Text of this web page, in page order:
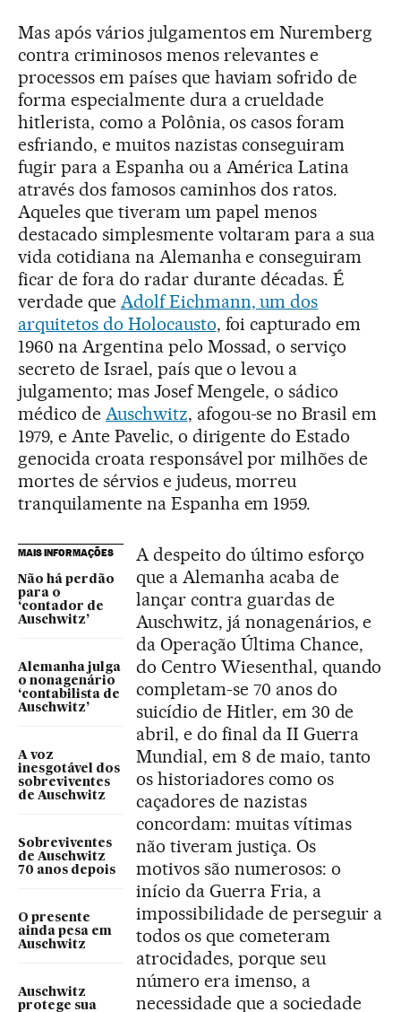
Mas após vários julgamentos em Nuremberg
contra criminosos menos relevantes e
processos em países que haviam sofrido de
forma especialmente dura a crueldade
hitlerista, como a Polônia, os casos foram
esfriando, e muitos nazistas conseguiram
fugir para a Espanha ou a América Latina
através dos famosos caminhos dos ratos.
Aqueles que tiveram um papel menos
destacado simplesmente voltaram para a sua
vida cotidiana na Alemanha e conseguiram
ficar de fora do radar durante décadas. É
verdade que Adolf Eichmann, um dos
arquitetos do Holocausto, foi capturado em
1960 na Argentina pelo Mossad, o serviço
secreto de Israel, país que o levou a
julgamento; mas Josef Mengele, o sádico
médico de Auschwitz, afogou-se no Brasil em
1979, e Ante Pavelic, o dirigente do Estado
genocida croata responsável por milhões de
mortes de sérvios e judeus, morreu
tranquilamente na Espanha em 1959.
MAIS INFORMAÇÕES
Não há perdão
para o
‘contador de
Auschwitz’
Alemanha julga
o nonagenário
‘contabilista de
Auschwitz’
A voz
inesgotável dos
sobreviventes
de Auschwitz
Sobreviventes
de Auschwitz
70 anos depois
O presente
ainda pesa em
Auschwitz
Auschwitz
protege sua
A despeito do último esforço
que a Alemanha acaba de
lançar contra guardas de
Auschwitz, já nonagenários, e
da Operação Última Chance,
do Centro Wiesenthal, quando
completam-se 70 anos do
suicídio de Hitler, em 30 de
abril, e do final da II Guerra
Mundial, em 8 de maio, tanto
os historiadores como os
caçadores de nazistas
concordam: muitas vítimas
não tiveram justiça. Os
motivos são numerosos: o
início da Guerra Fria, a
impossibilidade de perseguir a
todos os que cometeram
atrocidades, porque seu
número era imenso, a
necessidade que a sociedade